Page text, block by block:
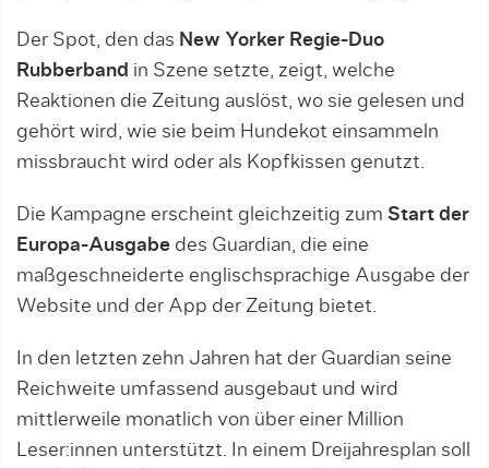
Der Spot, den das New Yorker Regie-Duo
Rubberband in Szene setzte, zeigt, welche
Reaktionen die Zeitung auslöst, wo sie gelesen und
gehört wird, wie sie beim Hundekot einsammeln
missbraucht wird oder als Kopfkissen genutzt.
Die Kampagne erscheint gleichzeitig zum Start der
Europa-Ausgabe des Guardian, die eine
maßgeschneiderte englischsprachige Ausgabe der
Website und der App der Zeitung bietet.
In den letzten zehn Jahren hat der Guardian seine
Reichweite umfassend ausgebaut und wird
mittlerweile monatlich von über einer Million
Leser:innen unterstützt. In einem Dreijahresplan soll